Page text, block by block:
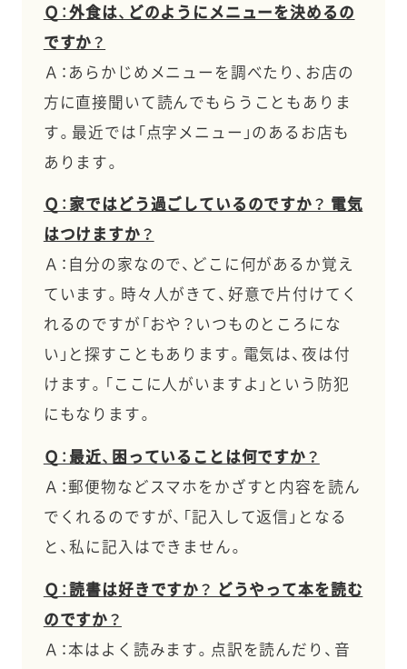
Ｑ：外食は、どのようにメニューを決めるの
ですか？
Ａ：あらかじめメニューを調べたり、お店の
方に直接聞いて読んでもらうこともありま
す。最近では「点字メニュー」のあるお店も
あります。
Ｑ：家ではどう過ごしているのですか？ 電気
はつけますか？
Ａ：自分の家なので、どこに何があるか覚え
ています。時々人がきて、好意で片付けてく
れるのですが「おや？いつものところにな
い」と探すこともあります。電気は、夜は付
けます。「ここに人がいますよ」という防犯
にもなります。
Ｑ：最近、困っていることは何ですか？
Ａ：郵便物などスマホをかざすと内容を読ん
でくれるのですが、「記入して返信」となる
と、私に記入はできません。
Ｑ：読書は好きですか？ どうやって本を読む
のですか？
Ａ：本はよく読みます。点訳を読んだり、音